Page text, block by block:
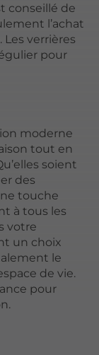
conseillé de
l’achat
Les verrières
pour
moderne
tout en
soient
des
touche
à tous les
votre
un choix
le
de vie.
pour